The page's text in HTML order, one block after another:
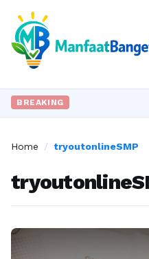
BREAKING
Home / tryoutonlineSMP